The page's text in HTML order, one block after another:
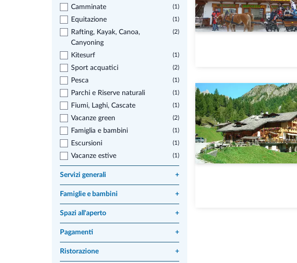
Camminate (1)
Equitazione (1)
Rafting, Kayak, Canoa,
Canyoning
(2)
Kitesurf (1)
Sport acquatici (2)
Pesca (1)
Parchi e Riserve naturali (1)
Fiumi, Laghi, Cascate (1)
Vacanze green (2)
Famiglia e bambini (1)
Escursioni (1)
Vacanze estive (1)
Servizi generali +
Famiglie e bambini +
Spazi all'aperto +
Pagamenti +
Ristorazione +